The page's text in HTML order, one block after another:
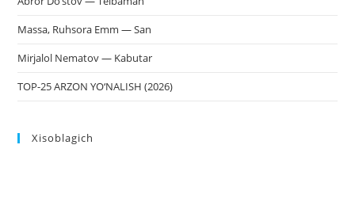
Massa, Ruhsora Emm — San
Mirjalol Nematov — Kabutar
TOP-25 ARZON YO‘NALISH (2026)
Xisoblagich